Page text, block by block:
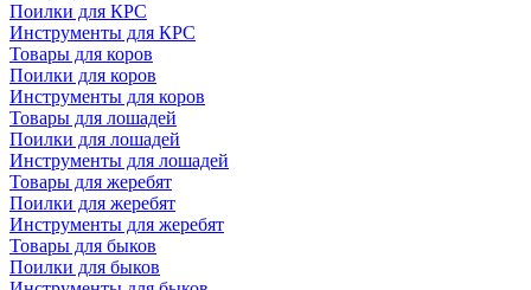
Поилки для КРС
Инструменты для КРС
Товары для коров
Поилки для коров
Инструменты для коров
Товары для лошадей
Поилки для лошадей
Инструменты для лошадей
Товары для жеребят
Поилки для жеребят
Инструменты для жеребят
Товары для быков
Поилки для быков